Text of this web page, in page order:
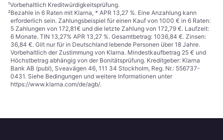
¹Vorbehaltlich Kreditwürdigkeitsprüfung.
²Bezahle in 6 Raten mit Klarna, * APR 13,27 %. Eine Anzahlung kann
erforderlich sein. Zahlungsbeispiel für einen Kauf von 1000 € in 6 Raten:
5 Zahlungen von 172,81€ und die letzte Zahlung von 172,79 €. Laufzeit:
6 Monate. TIN 13,27% APR 13,27 %. Gesamtbetrag: 1036,84 €. Zinsen:
36,84 €. Gilt nur für in Deutschland lebende Personen über 18 Jahre.
Vorbehaltlich der Zustimmung von Klarna. Mindestkaufbetrag 25 € und
Höchstbetrag abhängig von der Bonitätsprüfung. Kreditgeber: Klarna
Bank AB (publ), Sveavägen 46, 111 34 Stockholm, Reg. Nr.: 556737-
0431. Siehe Bedingungen und weitere Informationen unter
https://www.klarna.com/de/agb/.